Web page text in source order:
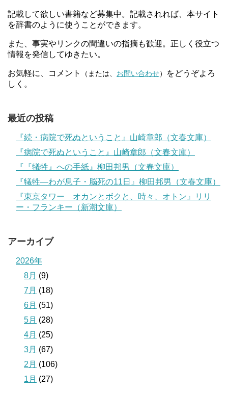
記載して欲しい書籍など募集中。記載されれば、本サイト
を辞書のように使うことができます。
また、事実やリンクの間違いの指摘も歓迎。正しく役立つ
情報を発信してゆきたい。
お気軽に、コメント （または、 お問い合わせ）
をどうぞよろ
しく。
最近の投稿
『続・病院で死ぬということ』山崎章郎（文春文庫）
『病院で死ぬということ』山崎章郎（文春文庫）
『『犠牲』への手紙』柳田邦男（文春文庫）
『犠牲―わが息子・脳死の11日』柳田邦男（文春文庫）
『東京タワー オカンとボクと、時々、オトン』リリ
ー・フランキー（新潮文庫）
アーカイブ
2026年
8月 (9)
7月 (18)
6月 (51)
5月 (28)
4月 (25)
3月 (67)
2月 (106)
1月 (27)